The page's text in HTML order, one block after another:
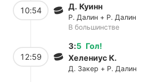
10:54
Д. Куинн
Р. Далин + Р. Далин
В большинстве
12:59
Гол!
3:5
Хелениус К.
Д. Закер + Р. Далин